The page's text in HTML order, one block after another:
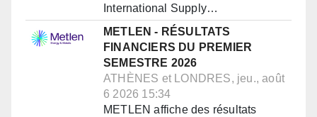
International Supply…
METLEN - RÉSULTATS
FINANCIERS DU PREMIER
SEMESTRE 2026
ATHÈNES et LONDRES, jeu., août
6 2026 15:34
METLEN affiche des résultats